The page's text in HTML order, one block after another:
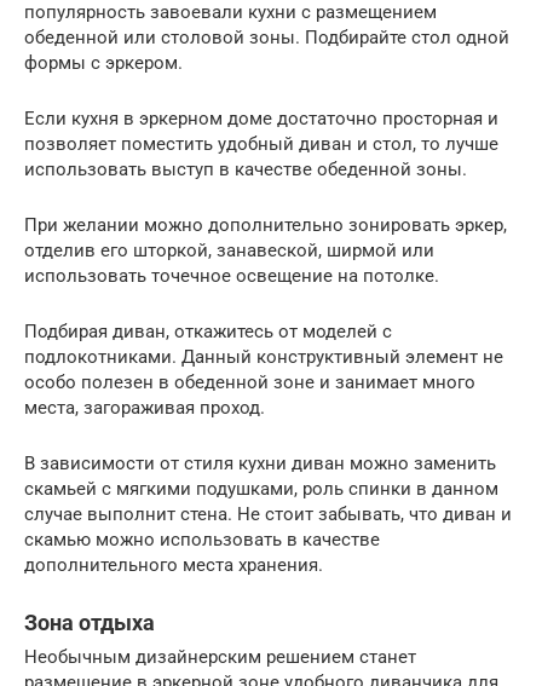
популярность завоевали кухни с размещением
обеденной или столовой зоны. Подбирайте стол одной
формы с эркером.
Если кухня в эркерном доме достаточно просторная и
позволяет поместить удобный диван и стол, то лучше
использовать выступ в качестве обеденной зоны.
При желании можно дополнительно зонировать эркер,
отделив его шторкой, занавеской, ширмой или
использовать точечное освещение на потолке.
Подбирая диван, откажитесь от моделей с
подлокотниками. Данный конструктивный элемент не
особо полезен в обеденной зоне и занимает много
места, загораживая проход.
В зависимости от стиля кухни диван можно заменить
скамьей с мягкими подушками, роль спинки в данном
случае выполнит стена. Не стоит забывать, что диван и
скамью можно использовать в качестве
дополнительного места хранения.
Зона отдыха
Необычным дизайнерским решением станет